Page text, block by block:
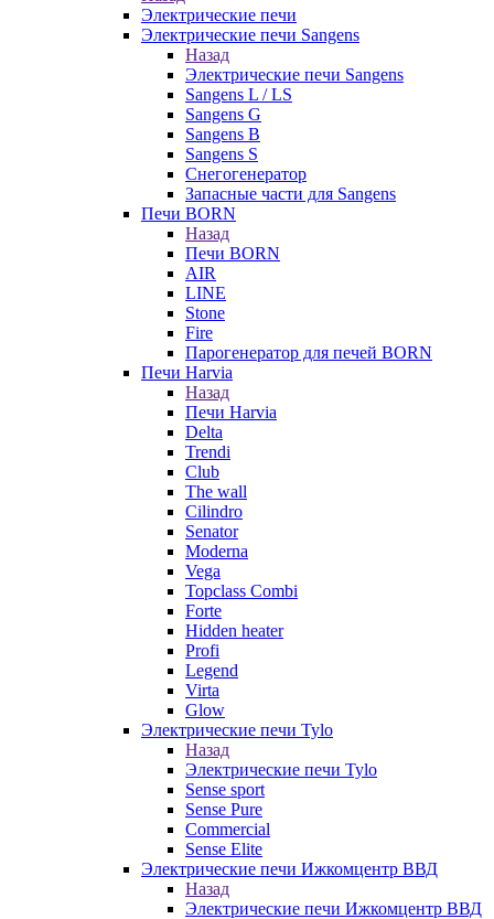
Электрические печи
Электрические печи Sangens
Назад
Электрические печи Sangens
Sangens L / LS
Sangens G
Sangens B
Sangens S
Снегогенератор
Запасные части для Sangens
Печи BORN
Назад
Печи BORN
AIR
LINE
Stone
Fire
Парогенератор для печей BORN
Печи Harvia
Назад
Печи Harvia
Delta
Trendi
Club
The wall
Cilindro
Senator
Moderna
Vega
Topclass Combi
Forte
Hidden heater
Profi
Legend
Virta
Glow
Электрические печи Tylo
Назад
Электрические печи Tylo
Sense sport
Sense Pure
Commercial
Sense Elite
Электрические печи Ижкомцентр ВВД
Назад
Электрические печи Ижкомцентр ВВД